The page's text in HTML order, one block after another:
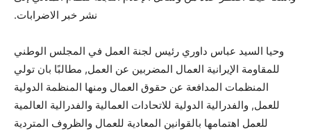
نشر خبر الاضرابات.
وحيا السيد عباس داوري رئيس لجنة العمل في المجلس الوطني
للمقاومة الإيرانية العمال المضربين عن العمل, مطالبًا بان تولي
المنظمات المدافعة عن حقوق العمال ومنها المنظمة الدولية
للعمل, والفدرالية الدولية للاتحادات العمالية والفدرالية العالمية
للعمل اهتمامها بالقوانين المعادية للعمال والظروف المتردية